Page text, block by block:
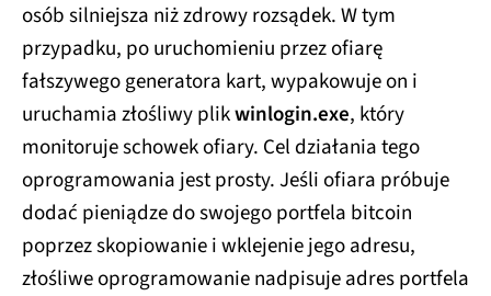
osób silniejsza niż zdrowy rozsądek. W tym
przypadku, po uruchomieniu przez ofiarę
fałszywego generatora kart, wypakowuje on i
uruchamia złośliwy plikwinlogin.exe, który
monitoruje schowek ofiary. Cel działania tego
oprogramowania jest prosty. Jeśli ofiara próbuje
dodać pieniądze do swojego portfela bitcoin
poprzez skopiowanie i wklejenie jego adresu,
złośliwe oprogramowanie nadpisuje adres portfela